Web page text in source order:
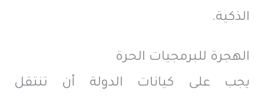
الذكية.
الهجرة للبرمجيات الحرة
يجب على كيانات الدولة أن تنتقل